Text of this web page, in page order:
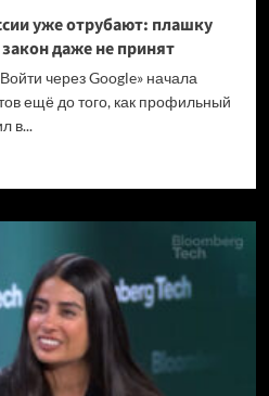
уже отрубают: плашку
даже не принят
через Google» начала
ещё до того, как профильный
в...